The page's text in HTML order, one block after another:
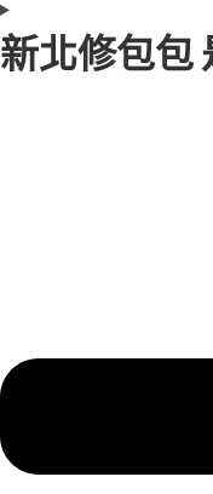
新北修包包